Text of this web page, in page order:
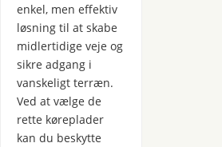
enkel, men effektiv
løsning til at skabe
midlertidige veje og
sikre adgang i
vanskeligt terræn.
Ved at vælge de
rette køreplader
kan du beskytte